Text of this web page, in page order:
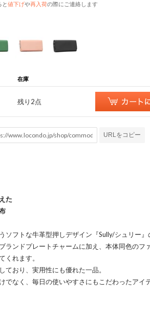
と値下げや再入荷の際にご連絡します
在庫
残り2点
URLをコピー
た
ソフトな牛革型押しデザイン『Sully/シュリー』
ランドプレートチャームに加え、本体同色のフ
くれます。
ており、実用性にも優れた一品。
でなく、毎日の使いやすさにもこだわったアイ